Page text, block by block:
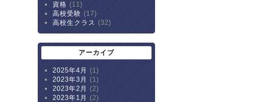
資格 (11)
高校受験 (17)
高校生クラス (32)
アーカイブ
2025年4月 (1)
2023年3月 (1)
2023年2月 (2)
2023年1月
(2)